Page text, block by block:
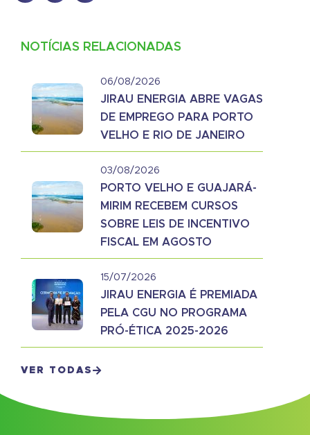
NOTÍCIAS RELACIONADAS
06/08/2026
JIRAU ENERGIA ABRE VAGAS
DE EMPREGO PARA PORTO
VELHO E RIO DE JANEIRO
03/08/2026
PORTO VELHO E GUAJARÁ-
MIRIM RECEBEM CURSOS
SOBRE LEIS DE INCENTIVO
FISCAL EM AGOSTO
15/07/2026
JIRAU ENERGIA É PREMIADA
PELA CGU NO PROGRAMA
PRÓ-ÉTICA 2025-2026
VER TODAS